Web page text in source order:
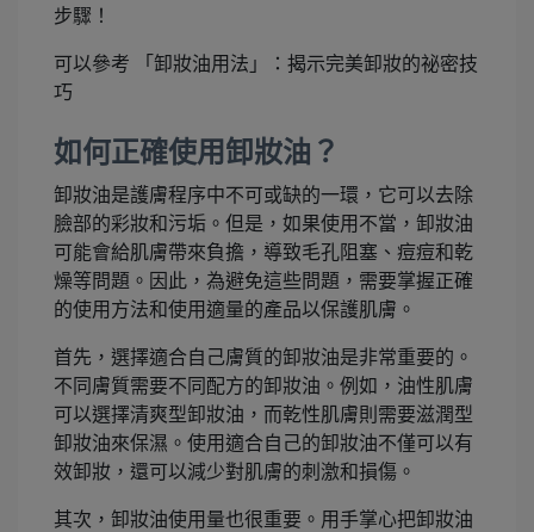
步驟！
可以參考 「卸妝油用法」：揭示完美卸妝的祕密技
巧
如何正確使用卸妝油？
卸妝油是護膚程序中不可或缺的一環，它可以去除
臉部的彩妝和污垢。但是，如果使用不當，卸妝油
可能會給肌膚帶來負擔，導致毛孔阻塞、痘痘和乾
燥等問題。因此，為避免這些問題，需要掌握正確
的使用方法和使用適量的產品以保護肌膚。
首先，選擇適合自己膚質的卸妝油是非常重要的。
不同膚質需要不同配方的卸妝油。例如，油性肌膚
可以選擇清爽型卸妝油，而乾性肌膚則需要滋潤型
卸妝油來保濕。使用適合自己的卸妝油不僅可以有
效卸妝，還可以減少對肌膚的刺激和損傷。
其次，卸妝油使用量也很重要。用手掌心把卸妝油